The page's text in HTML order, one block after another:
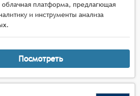
облачная платформа, предлагющая
и инструменты анализа
Посмотреть